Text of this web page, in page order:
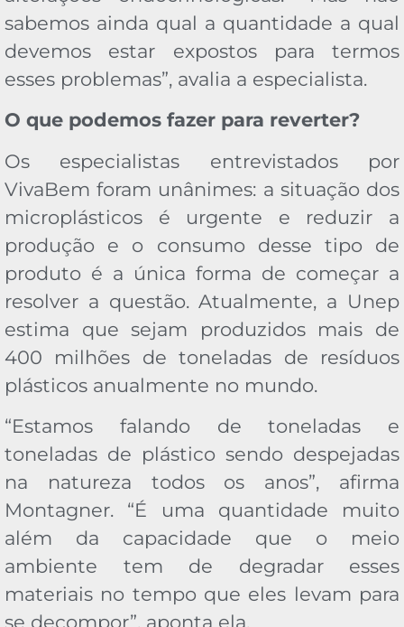
sabemos ainda qual a quantidade a qual
devemos estar expostos para termos
esses problemas”, avalia a especialista.
O que podemos fazer para reverter?
Os especialistas entrevistados por
VivaBem foram unânimes: a situação dos
microplásticos é urgente e reduzir a
produção e o consumo desse tipo de
produto é a única forma de começar a
resolver a questão. Atualmente, a Unep
estima que sejam produzidos mais de
400 milhões de toneladas de resíduos
plásticos anualmente no mundo.
“Estamos falando de toneladas e
toneladas de plástico sendo despejadas
na natureza todos os anos”, afirma
Montagner. “É uma quantidade muito
além da capacidade que o meio
ambiente tem de degradar esses
materiais no tempo que eles levam para
se decompor”, aponta ela.